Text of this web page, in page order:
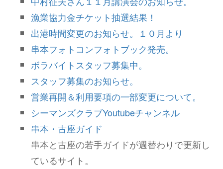
漁業協力金チケット抽選結果！
出港時間変更のお知らせ。１０月より
串本フォトコンフォトブック発売。
ボラバイトスタッフ募集中。
スタッフ募集のお知らせ。
営業再開＆利用要項の一部変更について。
シーマンズクラブYoutubeチャンネル
串本・古座ガイド
串本と古座の若手ガイドが週替わりで更新し
ているサイト。